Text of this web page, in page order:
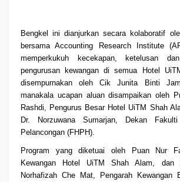
Bengkel ini dianjurkan secara kolaboratif
bersama Accounting Research Institute
memperkukuh kecekapan, ketelusan
pengurusan kewangan di semua Hotel
disempurnakan oleh Cik Junita Binti
manakala ucapan aluan disampaikan oleh
Rashdi, Pengurus Besar Hotel UiTM Shah
Dr. Norzuwana Sumarjan, Dekan
Pelancongan (FHPH).
Program yang diketuai oleh Puan Nur
Kewangan Hotel UiTM Shah Alam,
Norhafizah Che Mat, Pengarah Kewangan